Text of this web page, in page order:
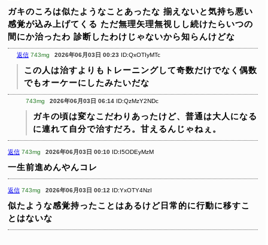
ガキのころは似たようなことあったな 揃えないと気持ち悪い
感覚が込み上げてくる ただ無理矢理無視しし続けたらいつの
間にか治ったわ 診断したわけじゃないから知らんけどな
返信 743mg 2026年06月03日 00:23 ID:QxOTIyMTc
この人は治すよりもトレーニングして奇数だけでなく偶数
でもオーケーにしたみたいだな
743mg 2026年06月03日 06:14 ID:QzMzY2NDc
ガキの頃は変なこだわりあったけど、普通は大人になる
に連れて自分で治すだろ。甘えるんじゃねぇ。
返信 743mg 2026年06月03日 00:10 ID:I5ODEyMzM
一生前進めんやんコレ
返信 743mg 2026年06月03日 00:12 ID:YxOTY4NzI
似たような感覚持ったことはあるけど日常的に行動に移すこ
とはないな